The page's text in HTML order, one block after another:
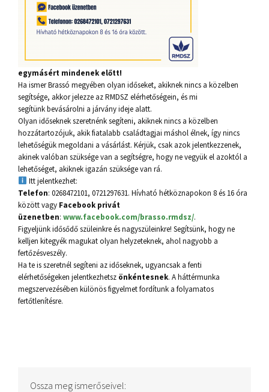
egymásért mindenek előtt!
Ha ismer Brassó megyében olyan időseket, akiknek nincs a közelben
segítsége, akkor jelezze az RMDSZ elérhetőségein, és mi
segítünk bevásárolni a járvány ideje alatt.
Olyan időseknek szeretnénk segíteni, akiknek nincs a közelben
hozzátartozójuk, akik fiatalabb családtagjai máshol élnek, így nincs
lehetőségük megoldani a vásárlást. Kérjük, csak azok jelentkezzenek,
akinek valóban szüksége van a segítségre, hogy ne vegyük el azoktól a
lehetőséget, akiknek igazán szüksége van rá.
Itt jelentkezhet:
Telefon: 0268472101, 0721297631. Hívható hétköznapokon 8 és 16 óra
között vagy Facebook privát
üzenetben: www.facebook.com/brasso.rmdsz/.
Figyeljünk idősődő szüleinkre és nagyszüleinkre! Segítsünk, hogy ne
kelljen kitegyék magukat olyan helyzeteknek, ahol nagyobb a
fertőzésveszély.
Ha te is szeretnél segíteni az időseknek, ugyancsak a fenti
elérhetőségeken jelentkezhetsz önkéntesnek. A háttérmunka
megszervezésében különös figyelmet fordítunk a folyamatos
fertőtlenítésre.
Ossza meg ismerőseivel: